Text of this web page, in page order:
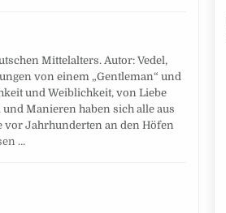
Mittelalters. Autor: Vedel,
von einem „Gentleman“ und
und Weiblichkeit, von Liebe
Manieren haben sich alle aus
vor Jahrhunderten an den Höfen
…